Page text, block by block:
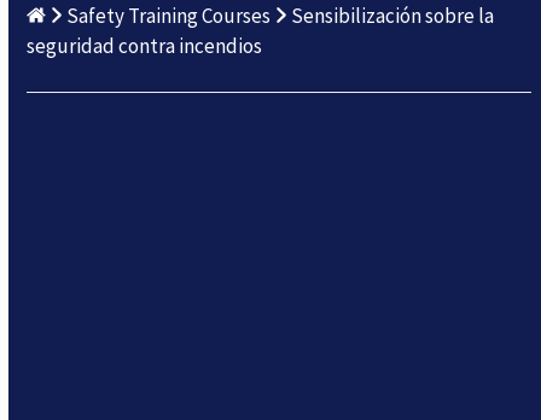
Safety Training Courses
Sensibilización sobre la
seguridad contra incendios